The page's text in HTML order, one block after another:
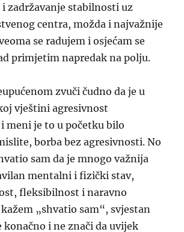
zadržavanje stabilnosti uz
centra, možda i najvažnije
se radujem i osjećam se
primjetim napredakna polju.
zvuči čudno da je u
vještini agresivnost
meni je to u početku bilo
borba bez agresivnosti. No
sam da je mnogo važnija
mentalni i fizički stav,
fleksibilnost i naravno
„shvatio sam“, svjestan
konačno i ne znači da uvijek